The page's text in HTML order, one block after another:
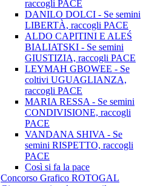
raccogli PACE
DANILO DOLCI - Se semini
LIBERTÀ, raccogli PACE
ALDO CAPITINI E ALEŚ
BIALIATSKI - Se semini
GIUSTIZIA, raccogli PACE
LEYMAH GBOWEE - Se
coltivi UGUAGLIANZA,
raccogli PACE
MARIA RESSA - Se semini
CONDIVISIONE, raccogli
PACE
VANDANA SHIVA - Se
semini RISPETTO, raccogli
PACE
Così si fa la pace
Concorso Grafico ROTOGAL